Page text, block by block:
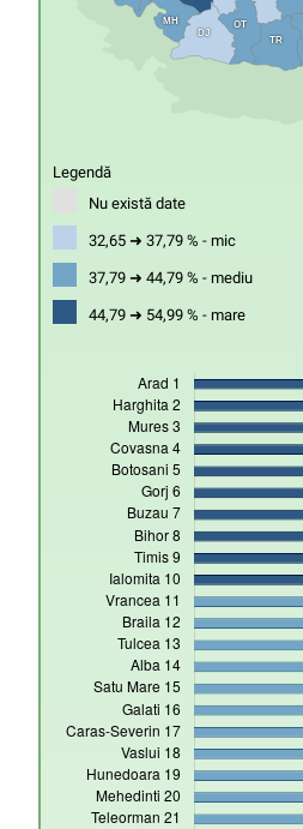
DJ
MH
OT
TR
Legendă
Nu există date
32,65 ➜ 37,79 % - mic
37,79 ➜ 44,79 % - mediu
44,79 ➜ 54,99 % - mare